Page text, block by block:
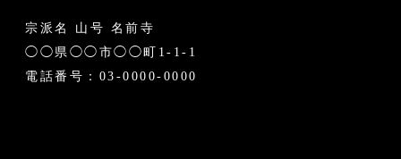
宗派名 山号 名前寺
◯◯県◯◯市◯◯町1-1-1
電話番号：03-0000-0000